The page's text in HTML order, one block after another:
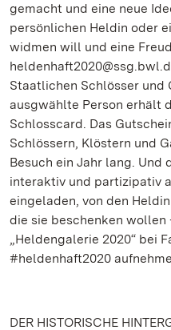
gemacht und eine neue
persönlichen Heldin oder
widmen will und eine
Staatlichen Schlösser und
ausgwählte Person erhält
Schlosscard. Das
Schlössern, Klöstern und
Besuch ein Jahr lang. Und
interaktiv und partizipativ
eingeladen, von den
die sie beschenken wollen
„Heldengalerie 2020“ bei
#heldenhaft2020
DER HISTORISCHE